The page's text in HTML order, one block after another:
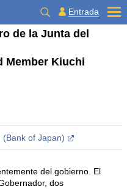
Entrada
de la Junta del
Member Kiuchi
(Bank of Japan)
del gobierno. El
dos